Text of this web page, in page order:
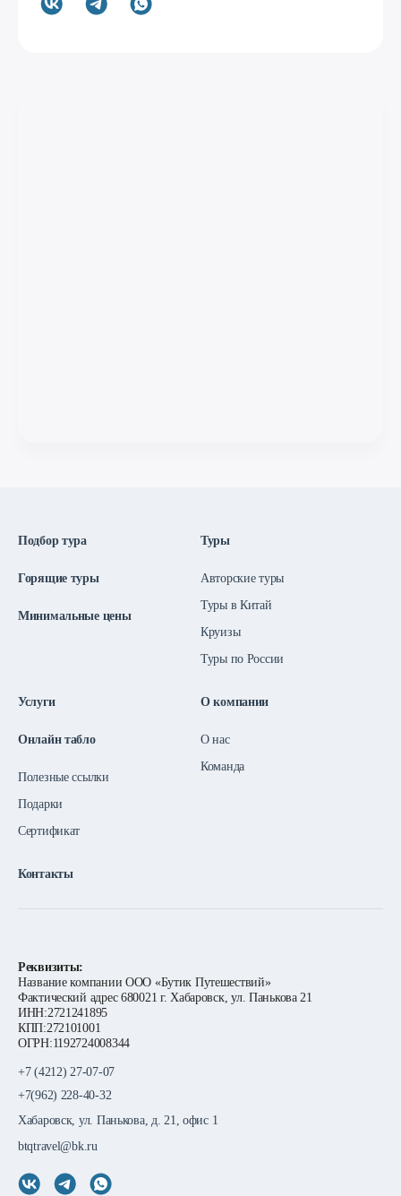
Реквизиты:
Название компании ООО «Бутик Путешествий»
Фактический адрес 680021 г. Хабаровск, ул. Панькова 21
ИНН:2721241895
КПП:272101001
ОГРН:1192724008344
+7 (4212) 27-07-07
+7(962) 228-40-32
Хабаровск, ул. Панькова, д. 21, офис 1
btqtravel@bk.ru
Подбор тура
Горящие туры
Минимальные цены
Туры
Авторские туры
Туры в Китай
Круизы
Туры по России
Услуги
Онлайн табло
Полезные ссылки
Подарки
Сертификат
О компании
О нас
Команда
Контакты